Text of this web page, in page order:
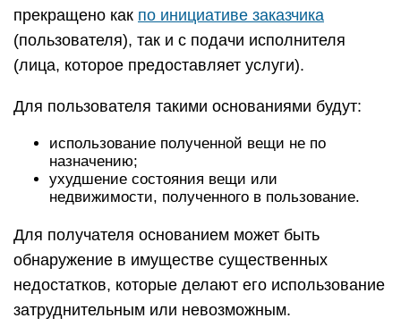
прекращено как по инициативе заказчика
(пользователя), так и с подачи исполнителя
(лица, которое предоставляет услуги).
Для пользователя такими основаниями будут:
использование полученной вещи не по
назначению;
ухудшение состояния вещи или
недвижимости, полученного в пользование.
Для получателя основанием может быть
обнаружение в имуществе существенных
недостатков, которые делают его использование
затруднительным или невозможным.